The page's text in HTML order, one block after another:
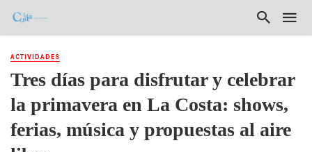
ACTIVIDADES
Tres días para disfrutar y celebrar
la primavera en La Costa: shows,
ferias, música y propuestas al aire